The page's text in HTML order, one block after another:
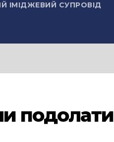
ІМІДЖЕВИЙ СУПРОВІД
подолати